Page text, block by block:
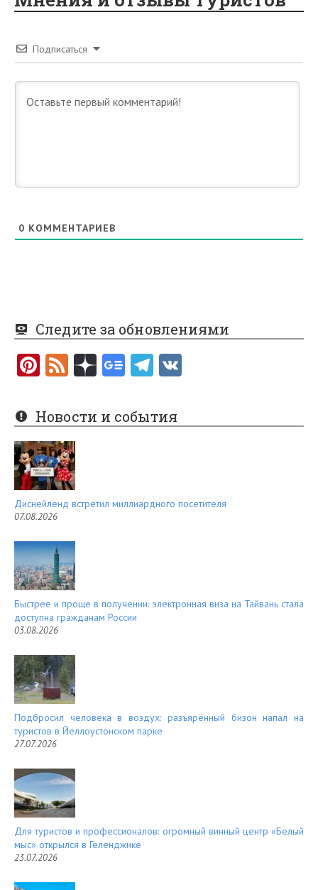
Подписаться
0 КОММЕНТАРИЕВ
Следите за обновлениями
Pi
er
es
t
F
e
d
Новости и события
Диснейленд встретил миллиардного посетителя
07.08.2026
Быстрее и проще в получении: электронная виза на Тайвань стала
доступна гражданам России
03.08.2026
Подбросил человека в воздух: разъярённый бизон напал на
туристов в Йеллоустонском парке
27.07.2026
Для туристов и профессионалов: огромный винный центр «Белый
мыс» открылся в Геленджике
23.07.2026